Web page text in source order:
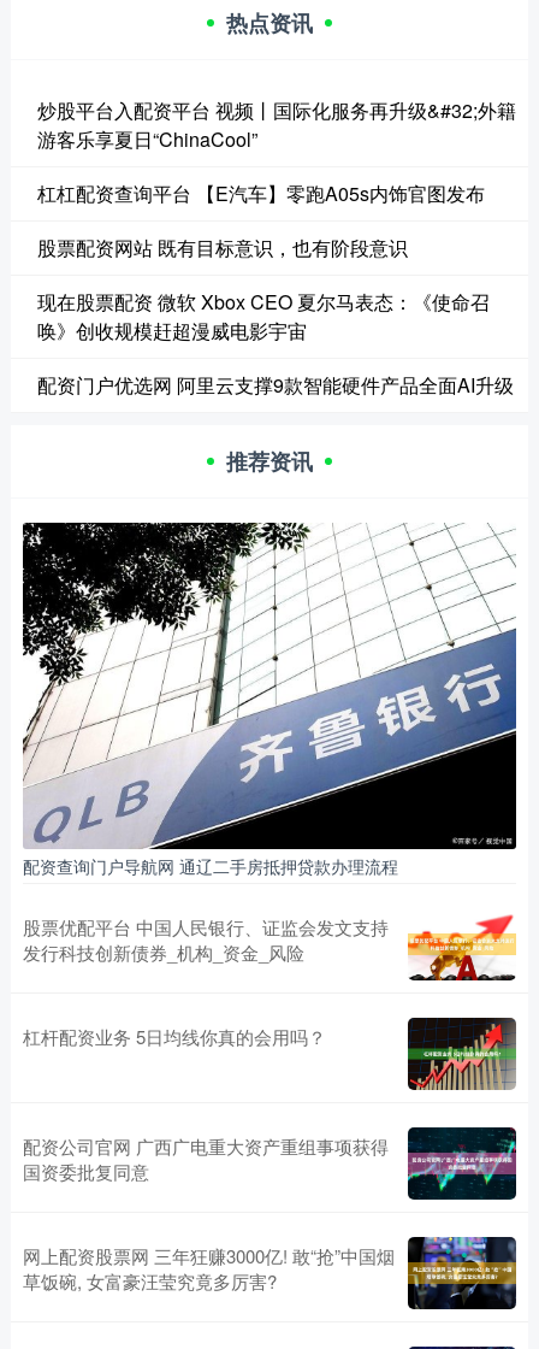
热点资讯
炒股平台入配资平台 视频丨国际化服务再升级&#32;外籍
游客乐享夏日“ChinaCool”
杠杠配资查询平台 【E汽车】零跑A05s内饰官图发布
股票配资网站 既有目标意识，也有阶段意识
现在股票配资 微软 Xbox CEO 夏尔马表态：《使命召
唤》创收规模赶超漫威电影宇宙
配资门户优选网 阿里云支撑9款智能硬件产品全面AI升级
推荐资讯
配资查询门户导航网 通辽二手房抵押贷款办理流程
股票优配平台 中国人民银行、证监会发文支持
发行科技创新债券_机构_资金_风险
杠杆配资业务 5日均线你真的会用吗？
配资公司官网 广西广电重大资产重组事项获得
国资委批复同意
网上配资股票网 三年狂赚3000亿! 敢“抢”中国烟
草饭碗, 女富豪汪莹究竟多厉害?